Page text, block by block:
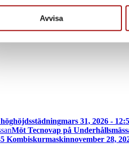
medier och analysera vår trafik.
sociala medier och annons- och
information som du har
Avvisa
mars 31, 2026 -
Möt Tecnovap på
Kombiskurmaskinnovember 28,